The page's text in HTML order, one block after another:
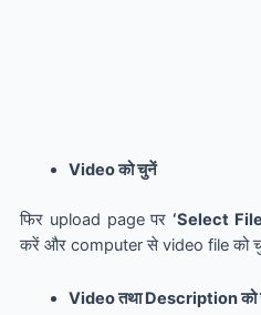
Video को चुनें
फिर upload page पर‘Select
करें और computer से video file को
Video तथा Description को